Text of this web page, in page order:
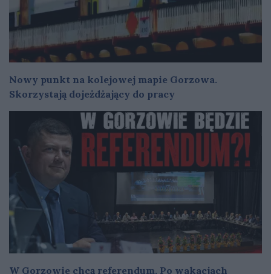
Nowy punkt na kolejowej mapie Gorzowa.
Skorzystają dojeżdżający do pracy
W Gorzowie chcą referendum. Po wakacjach